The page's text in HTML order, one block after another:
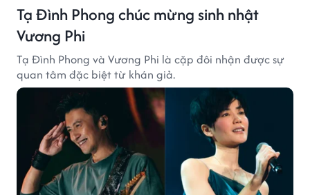
Tạ Đình Phong chúc mừng sinh nhật
Vương Phi
Tạ Đình Phong và Vương Phi là cặp đôi nhận được sự
quan tâm đặc biệt từ khán giả.